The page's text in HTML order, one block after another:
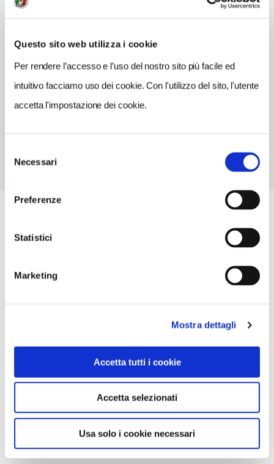
Questo sito web utilizza i cookie
Per rendere l’accesso e l’uso del nostro sito più facile ed
intuitivo facciamo uso dei cookie. Con l'utilizzo del sito, l'utente
accetta l'impostazione dei cookie.
delNecessari
Preferenze
Statistici
Marketing
Mostra dettagli
Accetta tutti i cookie
Accetta selezionati
Usa solo i cookie necessari
La Maddalena
SITO WEB
www.lamaddalena.it
TELEFONO